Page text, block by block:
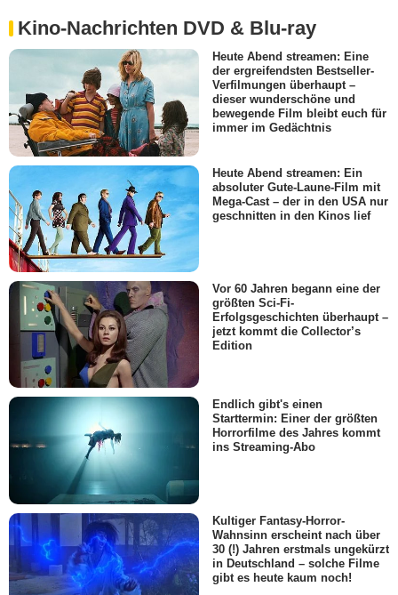
Kino-Nachrichten DVD & Blu-ray
Heute Abend streamen: Eine
der ergreifendsten Bestseller-
Verfilmungen überhaupt –
dieser wunderschöne und
bewegende Film bleibt euch für
immer im Gedächtnis
Heute Abend streamen: Ein
absoluter Gute-Laune-Film mit
Mega-Cast – der in den USA nur
geschnitten in den Kinos lief
Vor 60 Jahren begann eine der
größten Sci-Fi-
Erfolgsgeschichten überhaupt –
jetzt kommt die Collector’s
Edition
Endlich gibt's einen
Starttermin: Einer der größten
Horrorfilme des Jahres kommt
ins Streaming-Abo
Kultiger Fantasy-Horror-
Wahnsinn erscheint nach über
30 (!) Jahren erstmals ungekürzt
in Deutschland – solche Filme
gibt es heute kaum noch!